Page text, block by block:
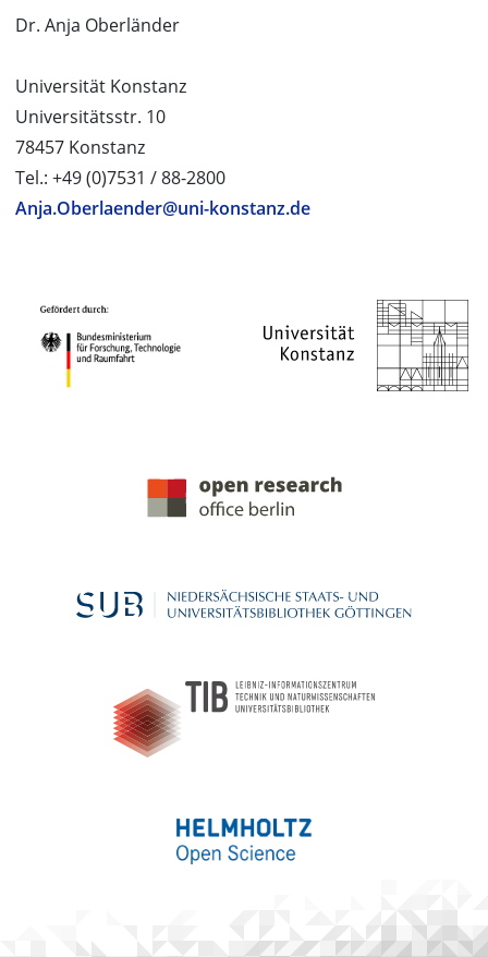
Dr. Anja Oberländer
Universität Konstanz
Universitätsstr. 10
78457 Konstanz
Tel.: +49 (0)7531 / 88-2800
Anja.Oberlaender@uni-konstanz.de